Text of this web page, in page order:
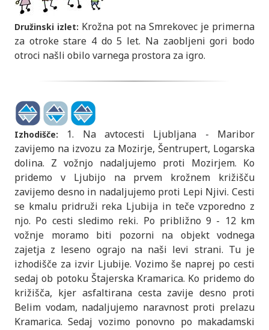
Družinski izlet: Krožna pot na Smrekovec je primerna
za otroke stare 4 do 5 let. Na zaobljeni gori bodo
otroci našli obilo varnega prostora za igro.
Izhodišče:
1. Na avtocesti Ljubljana - Maribor
zavijemo na izvozu za Mozirje, Šentrupert, Logarska
dolina. Z vožnjo nadaljujemo proti Mozirjem. Ko
pridemo v Ljubijo na prvem krožnem križišču
zavijemo desno in nadaljujemo proti Lepi Njivi. Cesti
se kmalu pridruži reka Ljubija in teče vzporedno z
njo. Po cesti sledimo reki. Po približno 9 - 12 km
vožnje moramo biti pozorni na objekt vodnega
zajetja z leseno ograjo na naši levi strani. Tu je
izhodišče za izvir Ljubije. Vozimo še naprej po cesti
sedaj ob potoku Štajerska Kramarica. Ko pridemo do
križišča, kjer asfaltirana cesta zavije desno proti
Belim vodam, nadaljujemo naravnost proti prelazu
Kramarica. Sedaj vozimo ponovno po makadamski